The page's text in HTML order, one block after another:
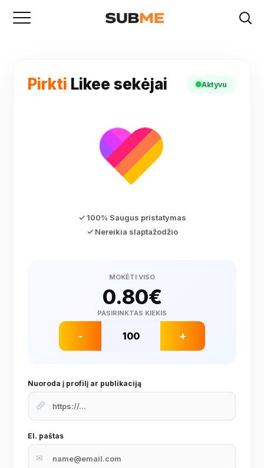
Pirkti Likee sekėjai Aktyvu
✓ 100% Saugus pristatymas
✓ Nereikia slaptažodžio
MOKĖTI VISO
0.80€
PASIRINKTAS KIEKIS
- +
Nuoroda į profilį ar publikaciją
El. paštas
✉